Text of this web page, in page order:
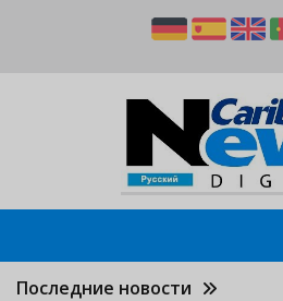
Последние новости